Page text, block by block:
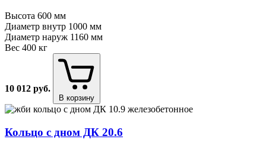
Высота 600 мм
Диаметр внутр 1000 мм
Диаметр наруж 1160 мм
Вес 400 кг
10 012 руб.
В корзину
Кольцо с дном ДК 20.6